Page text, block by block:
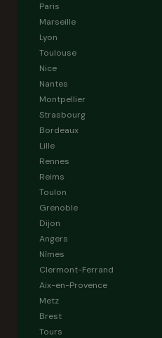
Paris
Marseille
Lyon
Toulouse
Nice
Nantes
Montpellier
Strasbourg
Bordeaux
Lille
Rennes
Reims
Toulon
Grenoble
Dijon
Angers
Nîmes
Clermont-Ferrand
Aix-en-Provence
Metz
Brest
Tours